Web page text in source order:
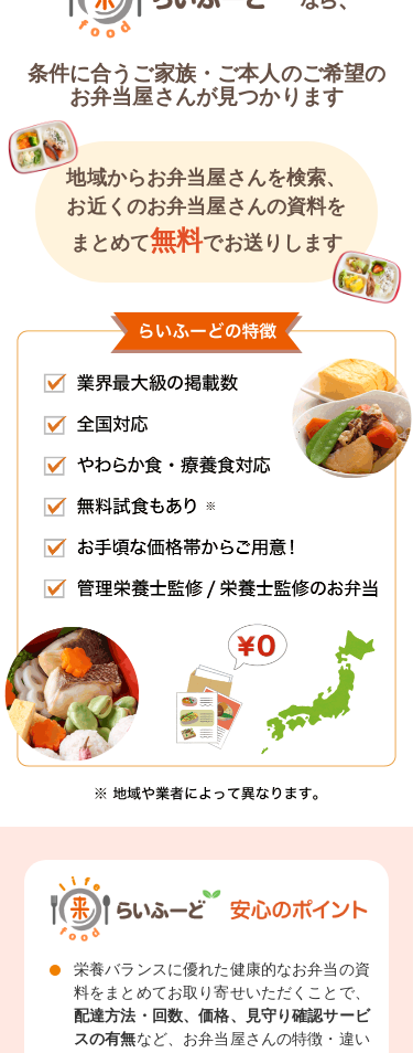
条件に合うご家族・ご本人のご希望の
お弁当屋さんが見つかります
地域からお弁当屋さんを検索、
お近くのお弁当屋さんの資料を
まとめて無料でお送りします
栄養バランスに優れた健康的なお弁当の資
料をまとめてお取り寄せいただくことで、
配達方法・回数、価格、見守り確認サービ
スの有無など、お弁当屋さんの特徴・違い